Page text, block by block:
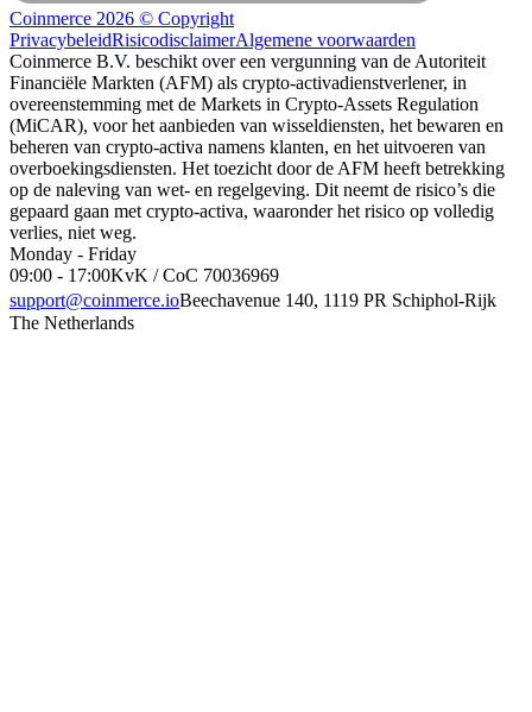
Coinmerce 2026 © Copyright
PrivacybeleidRisicodisclaimerAlgemene voorwaarden
Coinmerce B.V. beschikt over een vergunning van de Autoriteit
Financiële Markten (AFM) als crypto-activadienstverlener, in
overeenstemming met de Markets in Crypto-Assets Regulation
(MiCAR), voor het aanbieden van wisseldiensten, het bewaren en
beheren van crypto-activa namens klanten, en het uitvoeren van
overboekingsdiensten. Het toezicht door de AFM heeft betrekking
op de naleving van wet- en regelgeving. Dit neemt de risico’s die
gepaard gaan met crypto-activa, waaronder het risico op volledig
verlies, niet weg.
Monday - Friday
09:00 - 17:00KvK / CoC 70036969
support@coinmerce.ioBeechavenue 140, 1119 PR Schiphol-Rijk
The Netherlands